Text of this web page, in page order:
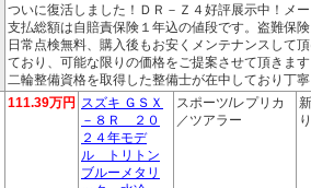
ついに復活しました！ＤＲ－Ｚ４好評展示中！メ
支払総額は自賠責保険１年込の値段です。盗難保
日常点検無料、購入後もお安くメンテナンスして
ており、可能な限りの価格をご提案させて頂きま
二輪整備資格を取得した整備士が在中しており丁
111.39万円 スズキ ＧＳＸ
－８Ｒ ２０
２４年モデ
ル トリトン
ブルーメタリ
スポーツ/レプリカ
／ツアラー